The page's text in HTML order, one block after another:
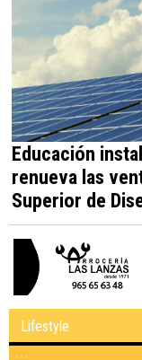
Educación
renueva las
Superior de
Lifestyle